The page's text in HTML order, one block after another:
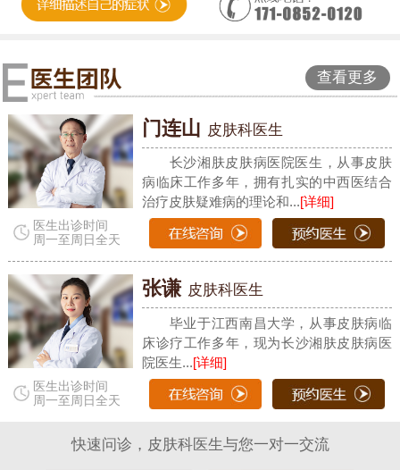
查看更多
医生出诊时间
周一至周日全天
门连山 皮肤科医生
长沙湘肤皮肤病医院医生，从事皮肤
病临床工作多年，拥有扎实的中西医结合
治疗皮肤疑难病的理论和...[详细]
医生出诊时间
周一至周日全天
张谦 皮肤科医生
毕业于江西南昌大学，从事皮肤病临
床诊疗工作多年，现为长沙湘肤皮肤病医
院医生...[详细]
快速问诊，皮肤科医生与您一对一交流